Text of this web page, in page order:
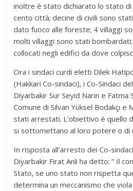
inoltre è stato dichiarato lo stato di
cento città; decine di civili sono
dato fuoco alle foreste; 4 villaggi
molti villaggi sono stati
collocati negli edifici da dove
Ora i sindaci curdi eletti Dilek
(Hakkari Co-sindaci), i Co-Sindaci
Diyarbakir Sur Seyid Narin e Fatma
Comune di Silvan Yüksel Bodakçı e
stati arrestati. L’obiettivo è quello
si sottomettano al loro potere o di
In risposta all’arresto dei Co-
Diyarbakir Firat Anli ha detto: ” Il
Stato, se uno stato non rispetta
determina un meccanismo che